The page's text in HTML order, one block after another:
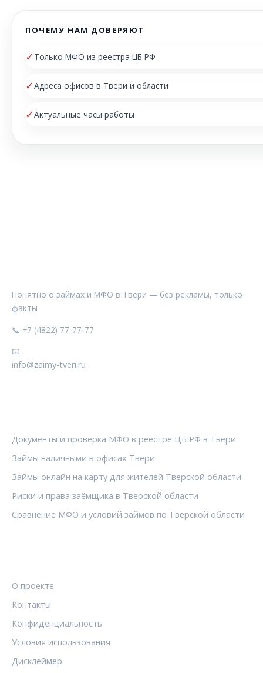
ПОЧЕМУ НАМ ДОВЕРЯЮТ
✓ Только МФО из реестра ЦБ РФ
✓Адреса офисов в Твери и области
✓Актуальные часы работы
Понятно о займах и МФО в Твери — без рекламы, только
факты
📞 +7 (4822) 77-77-77
📧
info@zaimy-tveri.ru
Документы и проверка МФО в реестре ЦБ РФ в Твери
Займы наличными в офисах Твери
Займы онлайн на карту для жителей Тверской области
Риски и права заёмщика в Тверской области
Сравнение МФО и условий займов по Тверской области
О проекте
Контакты
Конфиденциальность
Условия использования
Дисклеймер